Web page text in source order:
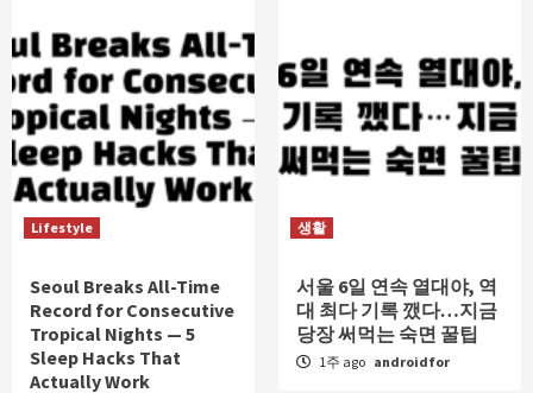
Lifestyle
Seoul Breaks All-Time
Record for Consecutive
Tropical Nights — 5
Sleep Hacks That
Actually Work
생활
서울 6일 연속 열대야, 역
대 최다 기록 깼다…지금
당장 써먹는 숙면 꿀팁
1주 ago androidfor